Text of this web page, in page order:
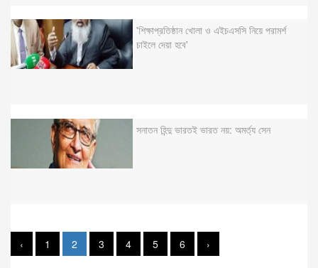
'শিক্ষাপ্রতিষ্ঠান খোলা ও এইচএসসি নিয়ে পরামর্শ
চাইলে দেয়া হবে'
সনাতন হিন্দু ভারতই ভারত নয়: অমর্ত্য সেন
‹ 1 2 3 4 5 6 ›